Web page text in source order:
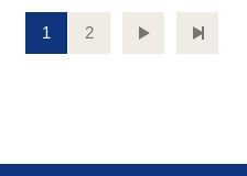
1 2 次へ